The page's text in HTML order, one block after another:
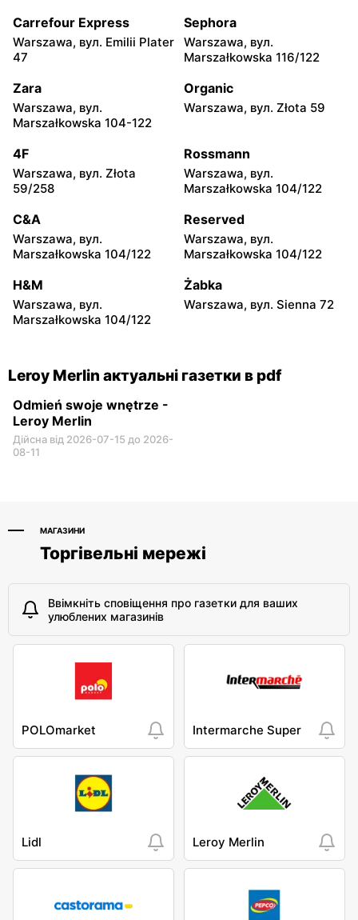
Leroy Merlin
Olsztyn, вул. Juliana
Leroy Merlin
Białystok, вул. Hetmańska
Leroy Merlin
Białystok, вул. Produkcyjna
Leroy Merlin
Leroy Merlin
Konin, вул. Spółdzielców 16
Leroy Merlin
Inowrocław, вул. Wojska
Leroy Merlin
Kalisz, вул. Poznańska
Leroy Merlin
Poczesna, вул. Krakowska
Leroy Merlin
Mielec, вул. Powstańców
Leroy Merlin
Carrefour Express
Warszawa, вул. Emilii Plater
47
Sephora
Warszawa, вул.
Marszałkowska 116/122
Zara
Warszawa, вул.
Marszałkowska 104-122
Organic
Warszawa, вул. Złota 59
4F
Warszawa, вул. Złota
59/258
Rossmann
Warszawa, вул.
Marszałkowska 104/122
C&A
Warszawa, вул.
Marszałkowska 104/122
Reserved
Warszawa, вул.
Marszałkowska 104/122
H&M
Warszawa, вул.
Marszałkowska 104/122
Żabka
Warszawa, вул. Sienna 72
Leroy Merlin актуальні газетки в pdf
Odmień swoje wnętrze -
Leroy Merlin
Дійсна від 2026-07-15 до 2026-
08-11
МАГАЗИНИ
Торгівельні мережі
Ввімкніть сповіщення про газетки для ваших
улюблених магазинів
POLOmarket Intermarche Super
Lidl Leroy Merlin